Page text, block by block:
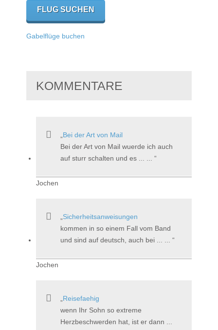
Gabelflüge buchen
KOMMENTARE
Bei der Art von Mail
Bei der Art von Mail wuerde ich auch
auf sturr schalten und es ... ...
Jochen
Sicherheitsanweisungen
kommen in so einem Fall vom Band
und sind auf deutsch, auch bei ... ...
Jochen
Reisefaehig
wenn Ihr Sohn so extreme
Herzbeschwerden hat, ist er dann ...